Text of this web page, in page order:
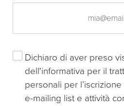
Dichiaro di aver preso
dell'informativa per il
personali per
e-mailing list e attività